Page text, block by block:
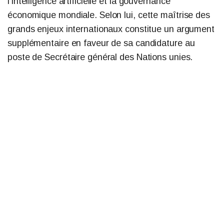
économique mondiale. Selon lui, cette maîtrise des
grands enjeux internationaux constitue un argument
supplémentaire en faveur de sa candidature au
poste de Secrétaire général des Nations unies.